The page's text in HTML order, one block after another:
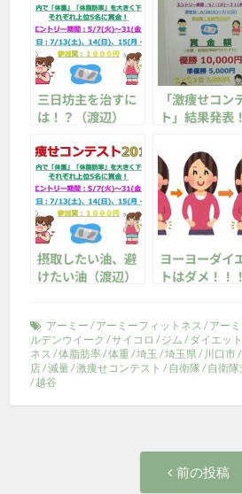
三日坊主を治すに
は！？（渡辺）
「激痩せコン
ト」結果発表！
摂取したい油、避
けたい油（渡辺）
ヨーヨーダイ
トはダメ！！！
アーミー /アーミーフィットネス /アー
ルデンウイーク /サイコロ /ジム /ダイエット
ネス /体脂肪率/体重/埼玉 /埼玉県 / 川口市/
店/減量/激痩せコンテスト /自衛隊 /自衛隊
/越谷
前の投稿